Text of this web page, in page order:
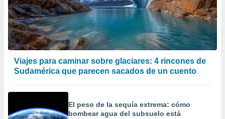
Viajes para caminar sobre glaciares: 4 rincones de
Sudamérica que parecen sacados de un cuento
El peso de la sequía extrema: cómo
bombear agua del subsuelo está